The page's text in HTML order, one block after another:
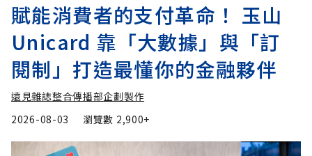
賦能消費者的支付革命！ 玉山
Unicard 靠「大數據」與「訂
閱制」打造最懂你的金融夥伴
遠見雜誌整合傳播部企劃製作
2026-08-03
瀏覽數 2,900+